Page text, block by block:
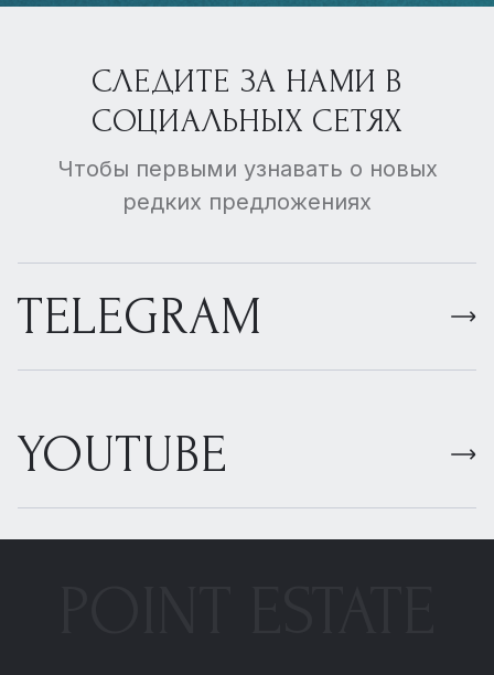
СЛЕДИТЕ ЗА НАМИ В
СОЦИАЛЬНЫХ СЕТЯХ
Чтобы первыми узнавать о новых
редких предложениях
TELEGRAM
YOUTUBE